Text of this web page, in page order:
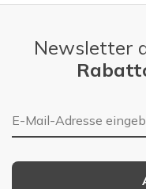
Newsletter
E-Mail-Adresse